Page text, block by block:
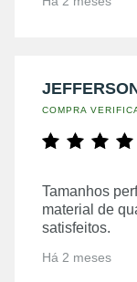
COMPRA
Tamanhos
material de
satisfeitos.
Há 2 meses